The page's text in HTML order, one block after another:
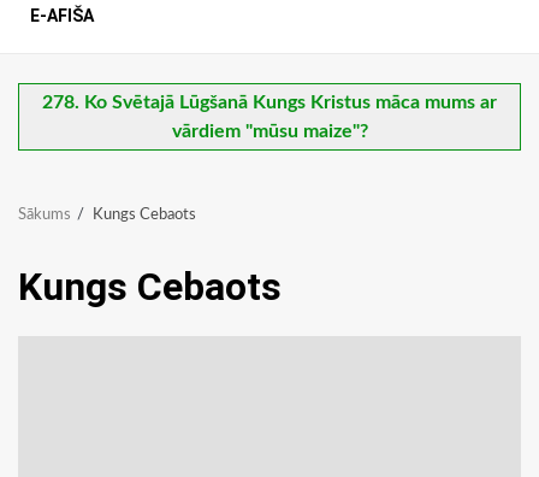
E-AFIŠA
278. Ko Svētajā Lūgšanā Kungs Kristus māca mums ar
vārdiem "mūsu maize"?
Sākums Kungs Cebaots
Kungs Cebaots